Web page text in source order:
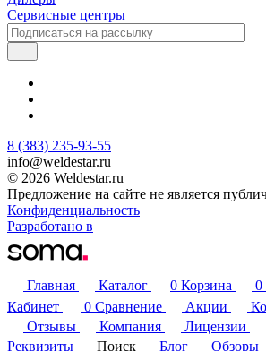
Сервисные центры
8 (383) 235-93-55
info@weldestar.ru
© 2026 Weldestar.ru
Предложение на сайте не является
Конфиденциальность
Разработано в
Главная Каталог 0 Корзина 0
Кабинет
0 Сравнение Акции
Отзывы
Компания Лицензии
Реквизиты
Поиск Блог Обзоры